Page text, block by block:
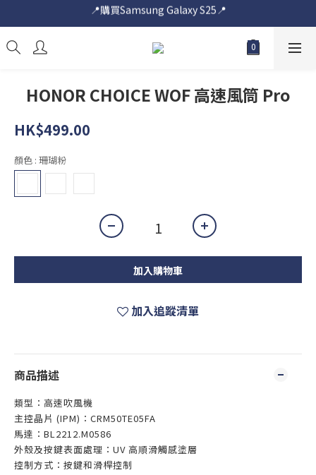
📍購買Samsung Galaxy S25📍
📍購買Samsung Galaxy S25📍
📍購買Samsung Galaxy S25📍
HONOR CHOICE WOF 高速風筒 Pro
HK$499.00
顏色 : 珊瑚粉
加入購物車
加入追蹤清單
商品描述
類型：高速吹風機
主控晶片 (IPM)：CRM50TE05FA
馬達：BL2212.M0586
外殼及按鍵表面處理：UV 高順滑觸感塗層
控制方式：按鍵和滑桿控制